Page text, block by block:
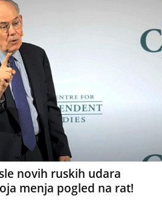
novih ruskih udara
menja pogled na rat!